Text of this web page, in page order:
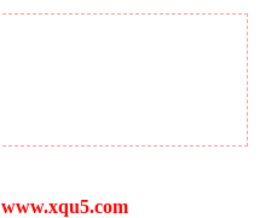
www.xqu5.com